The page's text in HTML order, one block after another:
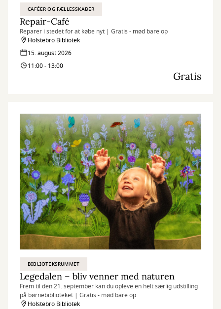
CAFÉER OG FÆLLESSKABER
Repair-Café
Reparer i stedet for at købe nyt | Gratis - mød bare op
Holstebro Bibliotek
15. august 2026
11:00 - 13:00
Gratis
BIBLIOTEKSRUMMET
Legedalen – bliv venner med naturen
Frem til den 21. september kan du opleve en helt særlig udstilling
på børnebiblioteket | Gratis - mød bare op
Holstebro Bibliotek